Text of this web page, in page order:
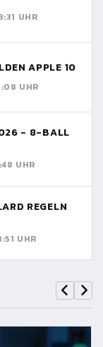
UHR
APPLE 10
UHR
- 8-BALL
UHR
REGELN
UHR